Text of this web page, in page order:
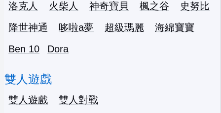
洛克人
火柴人 神奇寶貝 楓之谷
史努比
降世神通
哆啦a夢 超級瑪麗
海綿寶寶
Ben 10
Dora
雙人遊戲
雙人遊戲 雙人對戰